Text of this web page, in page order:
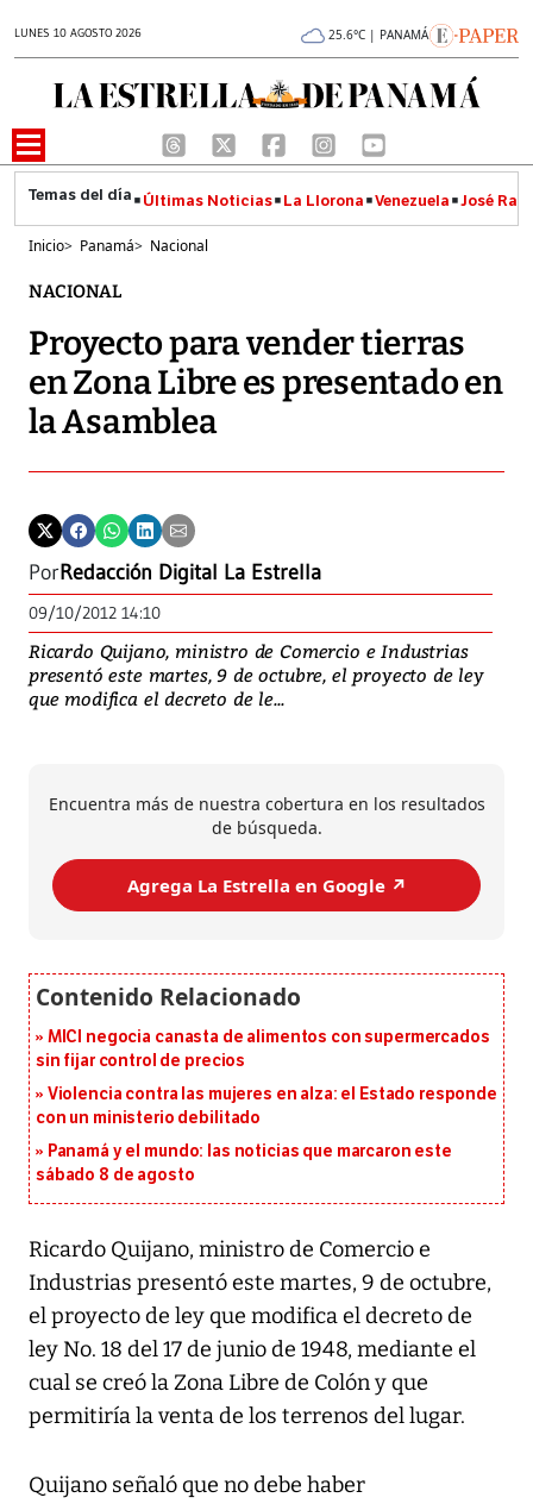
LUNES 10 AGOSTO 2026 25.6°C | PANAMÁ
Últimas Noticias La Llorona Venezuela José
Inicio> Panamá> Nacional
NACIONAL
Proyecto para vender tierras
en Zona Libre es presentado en
la Asamblea
PorRedacción Digital La Estrella
09/10/2012 14:10
Ricardo Quijano, ministro de Comercio e Industrias
presentó este martes, 9 de octubre, el proyecto de ley
que modifica el decreto de le...
Encuentra más de nuestra cobertura en los resultados
de búsqueda.
Agrega La Estrella en Google ↗️
MICI negocia canasta de alimentos con supermercados
sin fijar control de precios
Violencia contra las mujeres en alza: el Estado responde
con un ministerio debilitado
Panamá y el mundo: las noticias que marcaron este
sábado 8 de agosto
Ricardo Quijano, ministro de Comercio e
Industrias presentó este martes, 9 de octubre,
el proyecto de ley que modifica el decreto de
ley No. 18 del 17 de junio de 1948, mediante el
cual se creó la Zona Libre de Colón y que
permitiría la venta de los terrenos del lugar.
Quijano señaló que no debe haber